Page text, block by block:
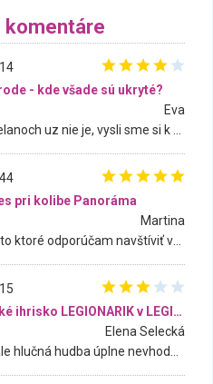
komentáre
- kde všade sú ukryté?
Eva
pri kolibe Panoráma
Martina
Vnútorné detské ihrisko LEGIONARIK v LEGIA Fitness
Elena Selecká